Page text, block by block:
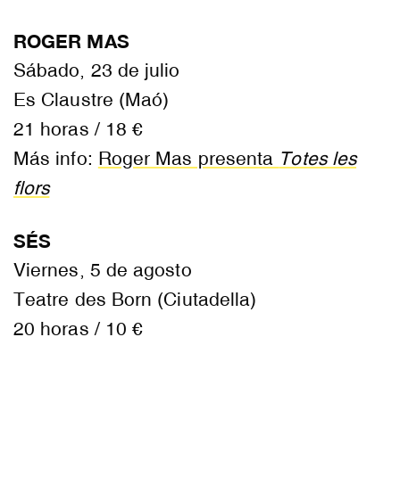
ROGER MAS
Sábado, 23 de julio
Es Claustre (Maó)
21 horas / 18 €
Más info: Roger Mas presenta Totes les
flors
SÉS
Viernes, 5 de agosto
Teatre des Born (Ciutadella)
20 horas / 10 €